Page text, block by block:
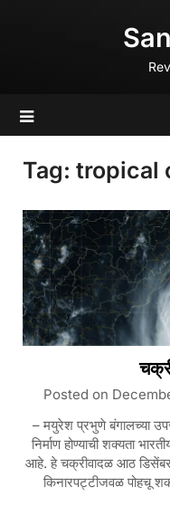
Tag: tropical
Posted on
– मयुरेश प्रभुणे बंगालच्या
निर्माण होण्याची शक्यता
आहे. हे चक्रीवादळ आठ
किनारपट्टीजवळ पोहचू